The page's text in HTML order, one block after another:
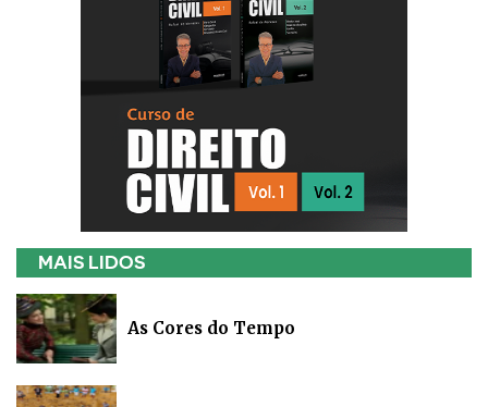
MAIS LIDOS
As Cores do Tempo